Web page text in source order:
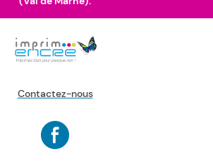
Contactez-nous